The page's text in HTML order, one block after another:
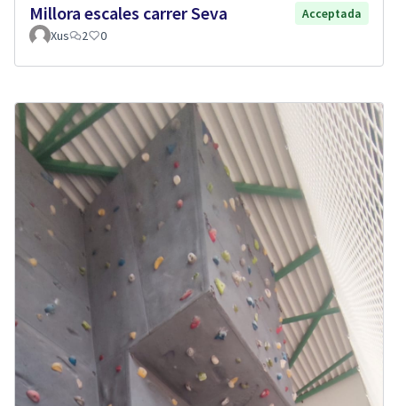
Millora escales carrer Seva
Acceptada
Xus
2 0